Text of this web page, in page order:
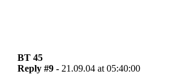
BT 45
Reply #9 - 21.09.04 at 05:40:00